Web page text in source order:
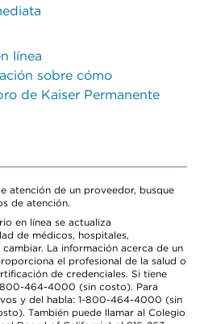
línea
sobre cómo
de Kaiser Permanente
atención de un proveedor, busque
de atención.
en línea se actualiza
de médicos, hospitales,
La información acerca de un
el profesional de la salud o
de credenciales. Si tiene
800-464-4000 (sin costo). Para
y del habla: 1-800-464-4000 (sin
También puede llamar al Colegio